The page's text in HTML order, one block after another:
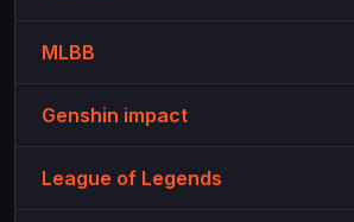
MLBB
Genshin impact
League of Legends